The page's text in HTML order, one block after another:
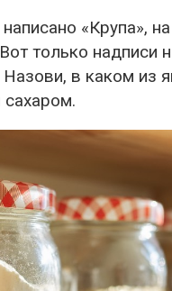
«Крупа»,
только надписи
в каком из
сахаром.